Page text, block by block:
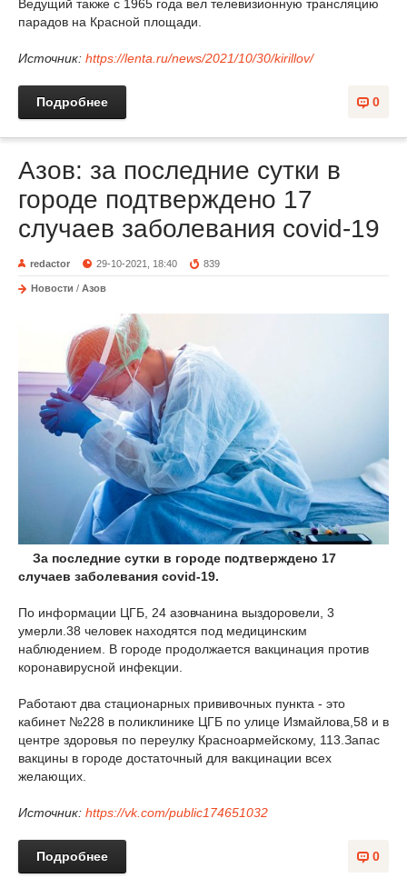
Ведущий также с 1965 года вел телевизионную трансляцию
парадов на Красной площади.
Источник: https://lenta.ru/news/2021/10/30/kirillov/
0
Подробнее
Азов: за последние сутки в
городе подтверждено 17
случаев заболевания covid-19
redactor 29-10-2021, 18:40 839
Новости / Азов
За последние сутки в городе подтверждено 17
случаев заболевания covid-19.
По информации ЦГБ, 24 азовчанина выздоровели, 3
умерли.38 человек находятся под медицинским
наблюдением. В городе продолжается вакцинация против
коронавирусной инфекции.
Работают два стационарных прививочных пункта - это
кабинет №228 в поликлинике ЦГБ по улице Измайлова,58 и в
центре здоровья по переулку Красноармейскому, 113.Запас
вакцины в городе достаточный для вакцинации всех
желающих.
Источник: https://vk.com/public174651032
0
Подробнее